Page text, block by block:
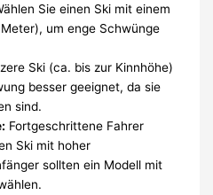
Sie einen Ski mit einem
um enge Schwünge
Ski (ca. bis zur Kinnhöhe)
besser geeignet, da sie
sind.
Fortgeschrittene Fahrer
Ski mit hoher
sollten ein Modell mit